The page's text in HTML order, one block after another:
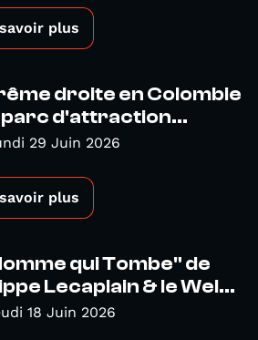
plus
droite en Colombie
parc d'attraction...
29 Juin 2026
plus
qui Tombe" de
Lecaplain & le Wel...
18 Juin 2026